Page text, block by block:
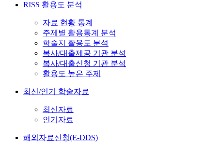
RISS 활용도 분석
자료 현황 통계
주제별 활용통계 분석
학술지 활용도 분석
복사/대출제공 기관 분석
복사/대출신청 기관 분석
활용도 높은 주제
최신/인기 학술자료
최신자료
인기자료
해외자료신청(E-DDS)